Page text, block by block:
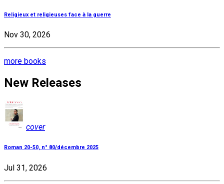
Religieux et religieuses face à la guerre
Nov 30, 2026
more books
New Releases
cover
Roman 20-50, n° 80/décembre 2025
Jul 31, 2026